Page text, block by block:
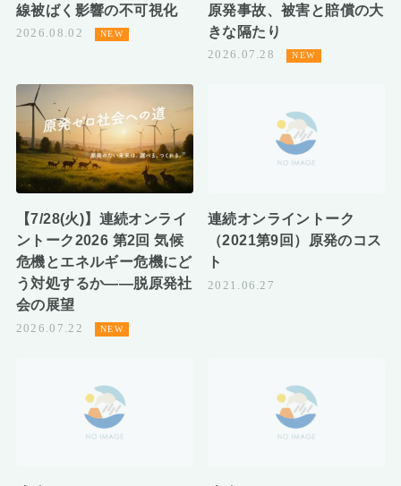
線被ばく影響の不可視化
2026.08.02
原発事故、被害と賠償の大
きな隔たり
2026.07.28
【7/28(火)】連続オンライ
ントーク2026 第2回 気候
危機とエネルギー危機にど
う対処するか――脱原発社
会の展望
2026.07.22
連続オンライントーク
（2021第9回）原発のコス
ト
2021.06.27